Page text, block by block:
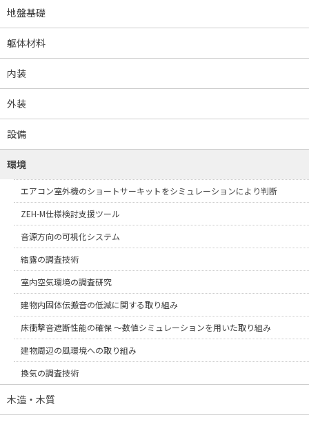
地盤基礎
躯体材料
内装
外装
設備
環境
エアコン室外機のショートサーキットをシミュレーションにより判断
ZEH-M仕様検討支援ツール
音源方向の可視化システム
結露の調査技術
室内空気環境の調査研究
建物内固体伝搬音の低減に関する取り組み
床衝撃音遮断性能の確保 ～数値シミュレーションを用いた取り組み
建物周辺の風環境への取り組み
換気の調査技術
木造・木質